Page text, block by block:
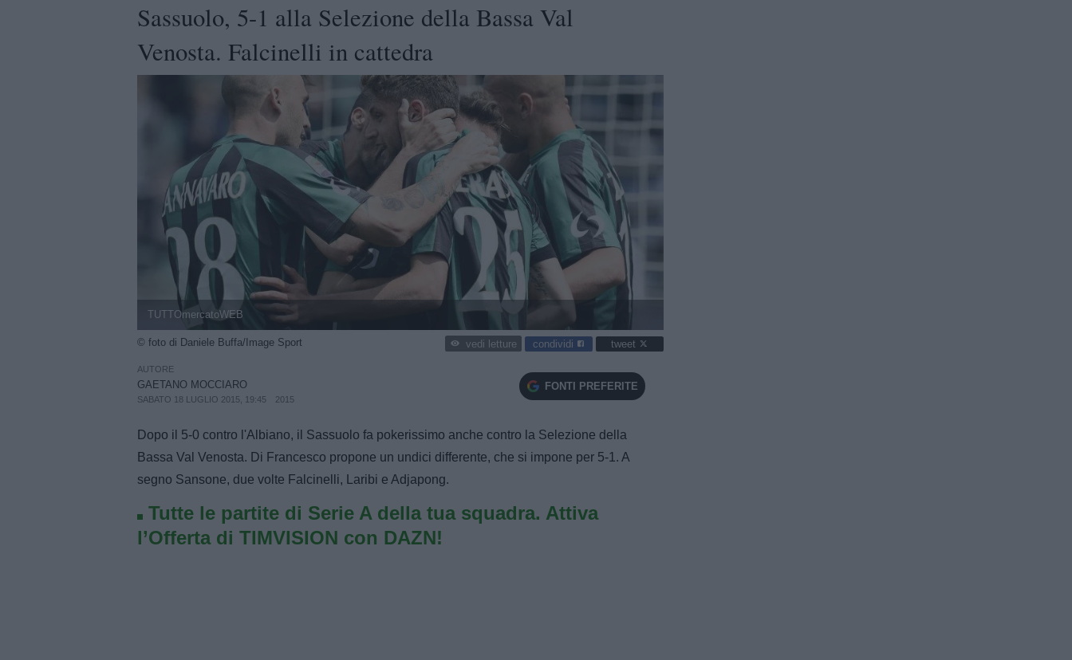
Sassuolo, 5-1 alla Selezione della Bassa Val
Venosta. Falcinelli in cattedra
TUTTOmercatoWEB
© foto di Daniele Buffa/Image Sport vedi letture condividi tweet
AUTORE
GAETANO MOCCIARO
SABATO 18 LUGLIO 2015, 19:45 2015
FONTI PREFERITE
Dopo il 5-0 contro l'Albiano, il Sassuolo fa pokerissimo anche contro la Selezione della
Bassa Val Venosta. Di Francesco propone un undici differente, che si impone per 5-1. A
segno Sansone, due volte Falcinelli, Laribi e Adjapong.
Tutte le partite di Serie A della tua squadra. Attiva
l’Offerta di TIMVISION con DAZN!